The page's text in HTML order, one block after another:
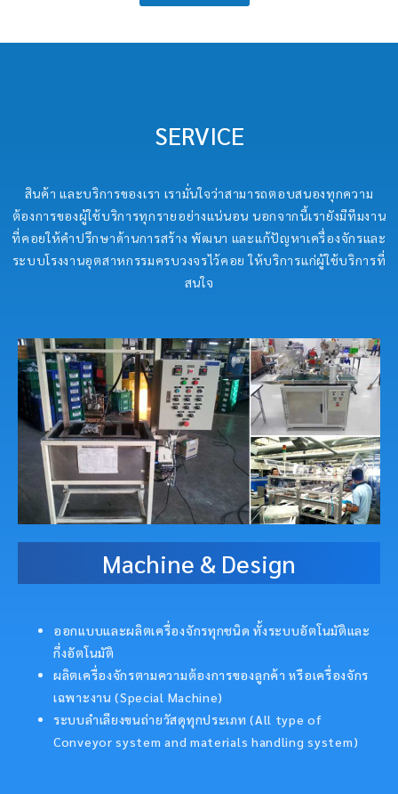
SERVICE
สินค้า และบริการของเรา เรามั่นใจว่าสามารถตอบสนองทุกความ
ต้องการของผู้ใช้บริการทุกรายอย่างแน่นอน นอกจากนี้เรายังมีทีมงาน
ที่คอยให้คำปรึกษาด้านการสร้าง พัฒนา และแก้ปัญหาเครื่องจักรและ
ระบบโรงงานอุตสาหกรรมครบวงจรไว้คอย ให้บริการแก่ผู้ใช้บริการที่
สนใจ
Machine & Design
ออกแบบและผลิตเครื่องจักรทุกชนิด ทั้งระบบอัตโนมัติและ
กึ่งอัตโนมัติ
ผลิตเครื่องจักรตามความต้องการของลูกค้า หรือเครื่องจักร
เฉพาะงาน (Special Machine)
ระบบลำเลียงขนถ่ายวัสดุทุกประเภท (All type of
Conveyor system and materials handling system)